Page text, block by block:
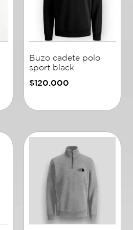
Buzo cadete polo
sport black
$120.000